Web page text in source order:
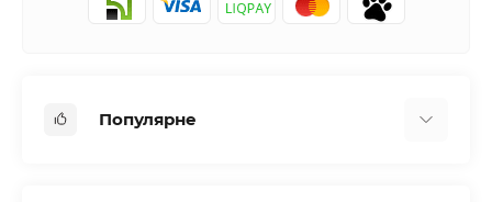
Популярне